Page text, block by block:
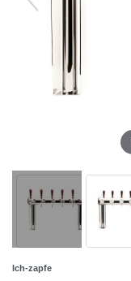
Ich-zapfe